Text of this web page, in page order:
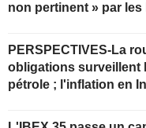
non pertinent » par les
PERSPECTIVES-La
obligations surveillent
pétrole ; l'inflation en